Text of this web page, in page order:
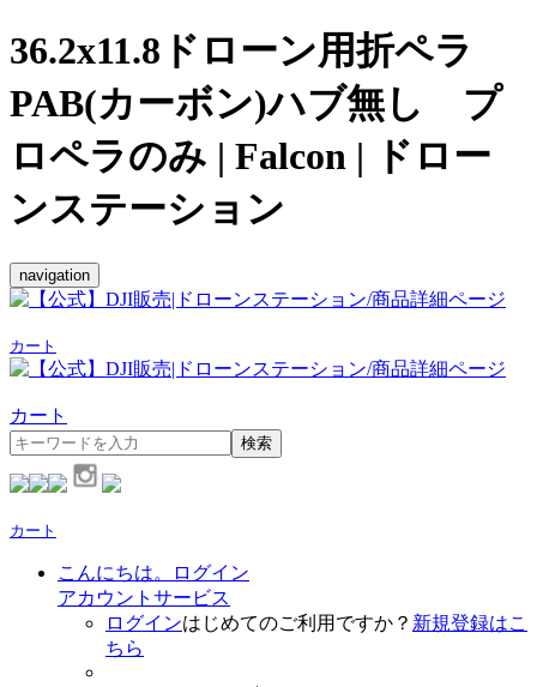
36.2x11.8ドローン用折ペラ
PAB(カーボン)ハブ無し プ
ロペラのみ | Falcon | ドロー
ンステーション
navigation
カート
カート
検索
カート
こんにちは。ログイン
アカウントサービス
ログインはじめてのご利用ですか？ 新規登録はこ
ちら